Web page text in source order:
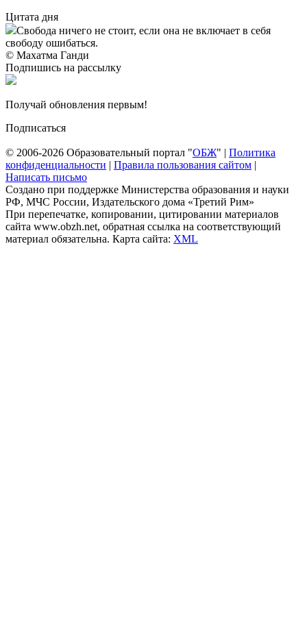
Цитата дня
Свобода ничего не стоит, если она не включает в себя
свободу ошибаться.
© Махатма Ганди
Подпишись на рассылку
Получай обновления первым!
Подписаться
© 2006-2026 Образовательный портал "ОБЖ" | Политика
конфиденциальности | Правила пользования сайтом |
Написать письмо
Создано при поддержке Министерства образования и науки
РФ, МЧС России, Издательского дома «Третий Рим»
При перепечатке, копировании, цитировании материалов
сайта www.obzh.net, обратная ссылка на соответствующий
материал обязательна. Карта сайта: XML